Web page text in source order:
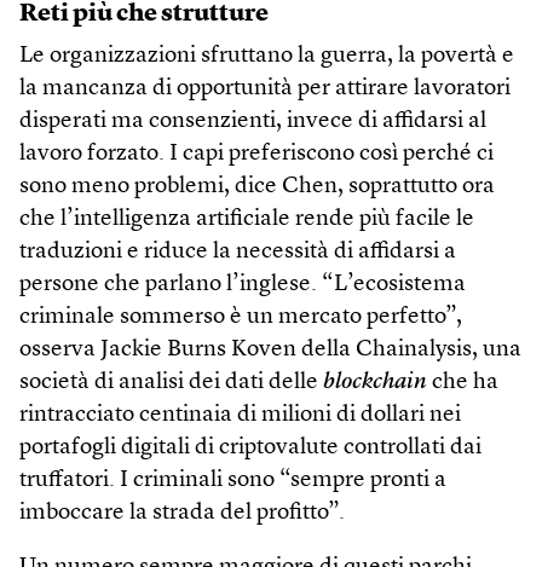
Reti più che strutture
Le organizzazioni sfruttano la guerra, la povertà e
la mancanza di opportunità per attirare lavoratori
disperati ma consenzienti, invece di affidarsi al
lavoro forzato. I capi preferiscono così perché ci
sono meno problemi, dice Chen, soprattutto ora
che l’intelligenza artificiale rende più facile le
traduzioni e riduce la necessità di affidarsi a
persone che parlano l’inglese. “L’ecosistema
criminale sommerso è un mercato perfetto”,
osserva Jackie Burns Koven della Chainalysis, una
società di analisi dei dati delle blockchain che ha
rintracciato centinaia di milioni di dollari nei
portafogli digitali di criptovalute controllati dai
truffatori. I criminali sono “sempre pronti a
imboccare la strada del profitto”.